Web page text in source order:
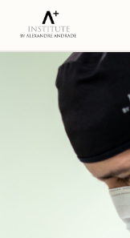
SOBRE
A CLÍNICA
PROCEDIMENTOS